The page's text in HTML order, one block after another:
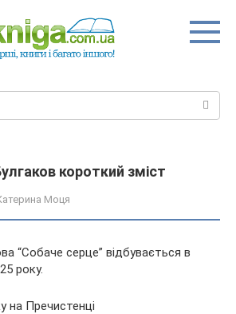
короткий зміст
Моця
“Собаче серце” відбувається в
року.
на Пречистенці